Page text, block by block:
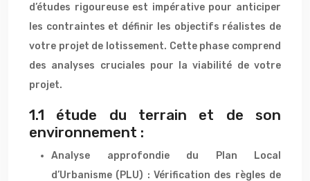
d’études rigoureuse est impérative pour anticiper
les contraintes et définir les objectifs réalistes de
votre projet de lotissement. Cette phase comprend
des analyses cruciales pour la viabilité de votre
projet.
1.1 étude du terrain et de son
environnement :
Analyse approfondie du Plan Local
d’Urbanisme (PLU) : Vérification des règles de